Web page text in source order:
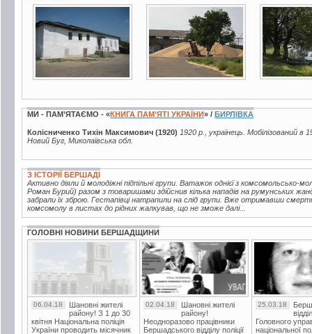
25 фото
МИ - ПАМ’ЯТАЄМО - «КНИГА ПАМ’ЯТІ УКРАЇНИ» / БИРЛІВКА
Колісниченко Тихін Максимович (1920) 1920 р., українець. Мобілізований
Новий Буг, Миколаївська обл.
З ІСТОРІЇ БЕРШАДІ
Активно діяли й молодіжні підпільні групи. Ватажок однієї з комсомольсько-
Роман Бурий) разом з товаришами здійснив кілька нападів на румунських
забрали їх зброю. Гестапівці натрапили на слід групи. Вже отримавши
комсомолу в листах до рідних жалкував, що не зможе далі...
ГОЛОВНІ НОВИНИ БЕРШАДЩИНИ
06.04.18
Шановні жителі
району! З 1 до 30
квітня Національна поліція
України проводить місячник
02.04.18
Шановні жителі
району!
Неодноразово працівники
Бершадського відділу поліції
25.03.18
Головного
національної